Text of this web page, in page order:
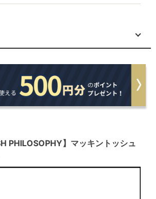
PHILOSOPHY】マッキントッシュ